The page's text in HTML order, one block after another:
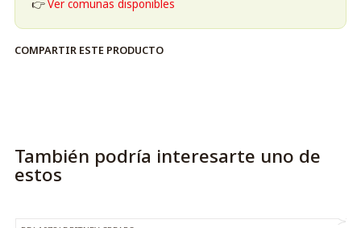
👉Ver comunas disponibles
COMPARTIR ESTE PRODUCTO
También podría interesarte uno de
estos